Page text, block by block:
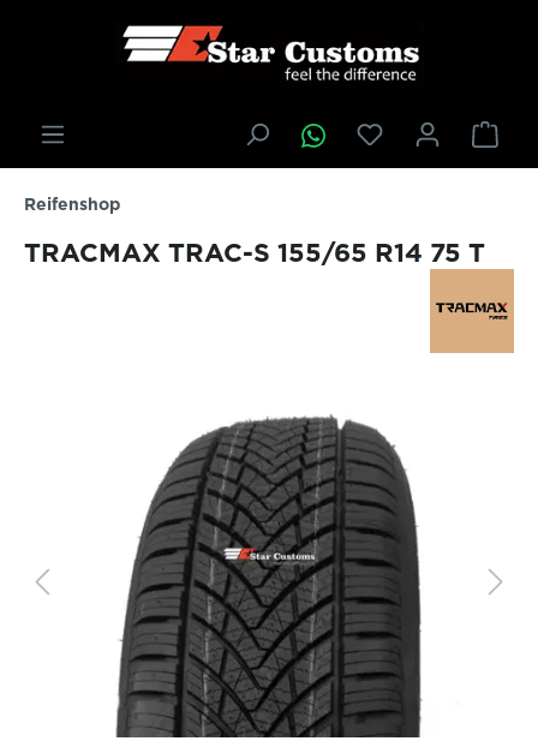
springen
Reifenshop
TRACMAX TRAC-S 155/65 R14 75 T